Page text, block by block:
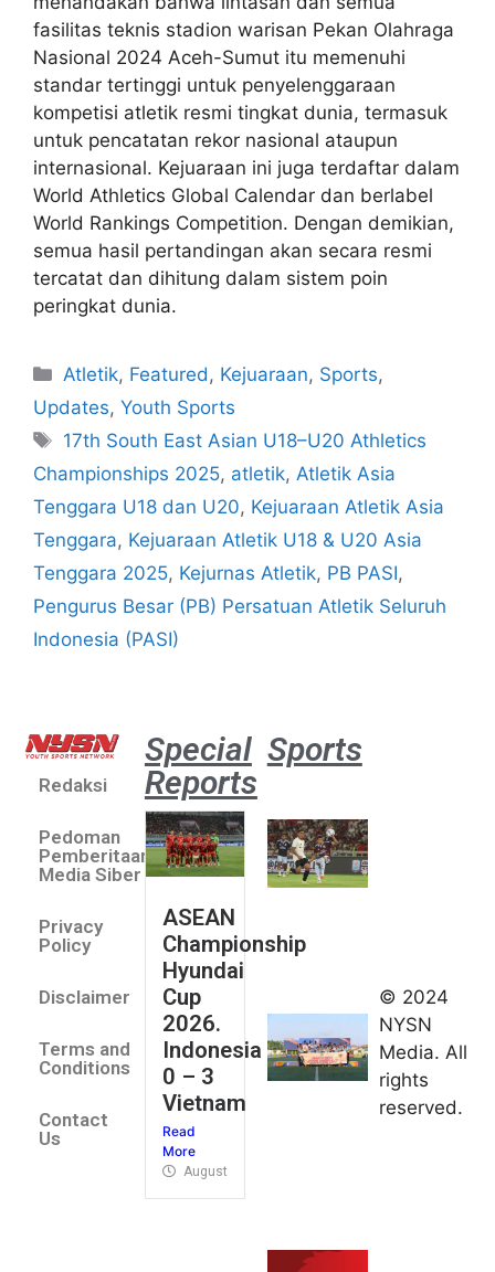
fasilitas teknis stadion warisan Pekan Olahraga
Nasional 2024 Aceh-Sumut itu memenuhi
standar tertinggi untuk penyelenggaraan
kompetisi atletik resmi tingkat dunia, termasuk
untuk pencatatan rekor nasional ataupun
internasional. Kejuaraan ini juga terdaftar dalam
World Athletics Global Calendar dan berlabel
World Rankings Competition. Dengan demikian,
semua hasil pertandingan akan secara resmi
tercatat dan dihitung dalam sistem poin
peringkat dunia.
Atletik, Featured , Kejuaraan, Sports,
Updates, Youth Sports
17th South East Asian U18–U20 Athletics
Championships 2025, atletik, Atletik Asia
Tenggara U18 dan U20, Kejuaraan Atletik Asia
Tenggara, Kejuaraan Atletik U18 & U20 Asia
Tenggara 2025, Kejurnas Atletik, PB PASI,
Pengurus Besar (PB) Persatuan Atletik Seluruh
Indonesia (PASI)
Redaksi
Pedoman
Pemberitaan
Media Siber
Privacy
Policy
Disclaimer
Terms and
Conditions
Contact
Us
Special
Reports
ASEAN
Championship
Hyundai
Cup
2026.
Indonesia
0 – 3
Vietnam
Read
More
August 4, 2026
Sports
umum
Kejurnas
Panahan
Junior di
Kudus
© 2024
NYSN
Media. All
rights
reserved.